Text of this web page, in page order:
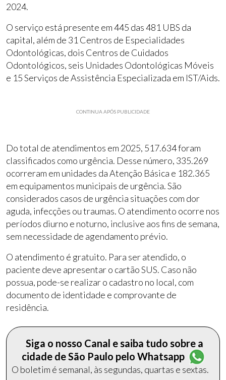
2024.
O serviço está presente em 445 das 481 UBS da
capital, além de 31 Centros de Especialidades
Odontológicas, dois Centros de Cuidados
Odontológicos, seis Unidades Odontológicas Móveis
e 15 Serviços de Assistência Especializada em IST/Aids.
CONTINUA APÓS PUBLICIDADE
Do total de atendimentos em 2025, 517.634 foram
classificados como urgência. Desse número, 335.269
ocorreram em unidades da Atenção Básica e 182.365
em equipamentos municipais de urgência. São
considerados casos de urgência situações com dor
aguda, infecções ou traumas. O atendimento ocorre nos
períodos diurno e noturno, inclusive aos fins de semana,
sem necessidade de agendamento prévio.
O atendimento é gratuito. Para ser atendido, o
paciente deve apresentar o cartão SUS. Caso não
possua, pode-se realizar o cadastro no local, com
documento de identidade e comprovante de
residência.
Siga o nosso Canal e saiba tudo sobre a
cidade de São Paulo pelo Whatsapp
O boletim é semanal, às segundas, quartas e sextas.